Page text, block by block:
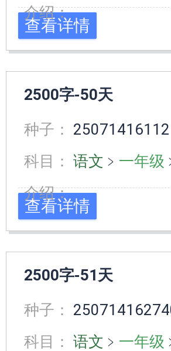
介绍：
查看详情
2500字-50天
种子：
科目： 语文 ﹥ 一年级
介绍：
查看详情
2500字-51天
种子：
科目： 语文 ﹥ 一年级